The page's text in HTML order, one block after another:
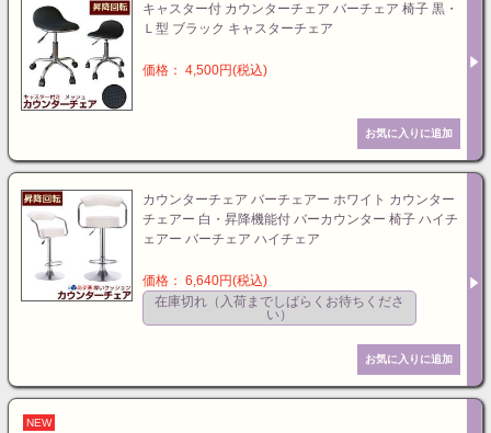
キャスター付 カウンターチェア バーチェア 椅子 黒・
Ｌ型 ブラック キャスターチェア
価格： 4,500円(税込)
カウンターチェア バーチェアー ホワイト カウンター
チェアー 白・昇降機能付 バーカウンター 椅子 ハイチ
ェアー バーチェア ハイチェア
価格： 6,640円(税込)
在庫切れ（入荷までしばらくお待ちくださ
い）
NEW